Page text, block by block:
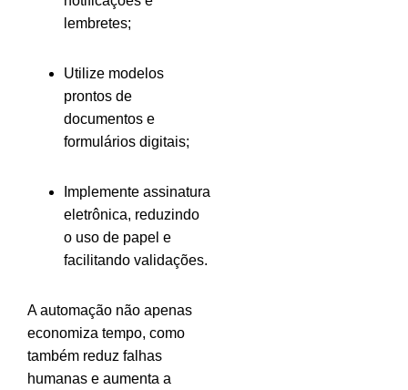
lembretes;
Utilize modelos
prontos de
documentos e
formulários digitais;
Implemente assinatura
eletrônica, reduzindo
o uso de papel e
facilitando validações.
A automação não apenas
economiza tempo, como
também reduz falhas
humanas e aumenta a